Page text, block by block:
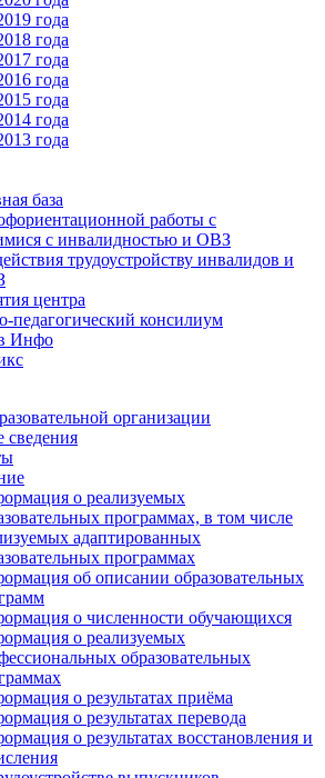
года
года
года
года
года
года
года
база
работы с
с инвалидностью и ОВЗ
трудоустройству инвалидов и
центра
педагогический консилиум
Инфо
организации
о реализуемых
программах, в том числе
адаптированных
программах
об описании образовательных
о численности обучающихся
о реализуемых
образовательных
о результатах приёма
о результатах перевода
о результатах восстановления и